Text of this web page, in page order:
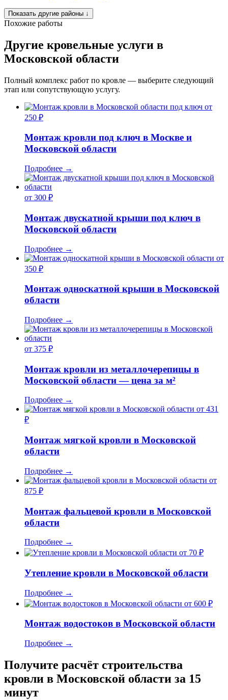
Показать другие районы ↓
Похожие работы
Другие кровельные услуги в
Московской области
Полный комплекс работ по кровле — выберите следующий
этап или сопутствующую услугу.
от
250 ₽
Монтаж кровли под ключ в Москве и
Московской области
Подробнее →
от 300 ₽
Монтаж двускатной крыши под ключ в
Московской области
Подробнее →
от
350 ₽
Монтаж односкатной крыши в Московской
области
Подробнее →
от 375 ₽
Монтаж кровли из металлочерепицы в
Московской области — цена за м²
Подробнее →
от 431
₽
Монтаж мягкой кровли в Московской
области
Подробнее →
от
875 ₽
Монтаж фальцевой кровли в Московской
области
Подробнее →
от 70 ₽
Утепление кровли в Московской области
Подробнее →
от 600 ₽
Монтаж водостоков в Московской области
Подробнее →
Получите расчёт строительства
кровли в Московской области за 15
минут